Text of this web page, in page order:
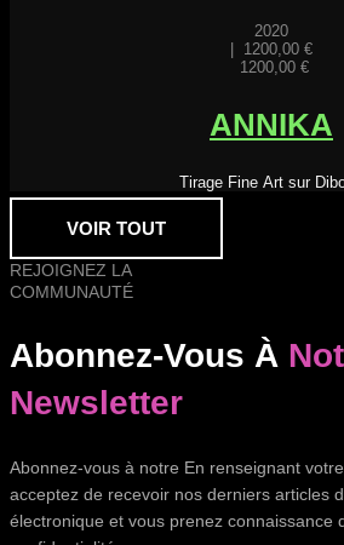
2020
1200,00 €
1200,00 €
ANNIKA
Tirage Fine Art sur
VOIR TOUT
REJOIGNEZ LA
COMMUNAUTÉ
Abonnez-Vous À
Newsletter
Abonnez-vous à notre En renseignant
acceptez de recevoir nos derniers articles
électronique et vous prenez connaissance